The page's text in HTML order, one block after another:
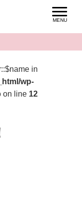
in
wp-
on line 12